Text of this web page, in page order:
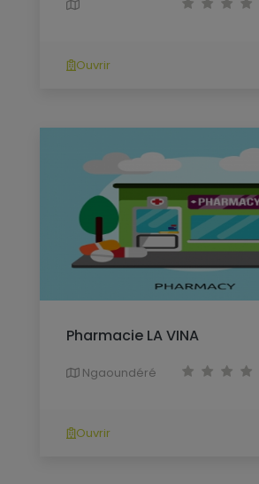
Ouvrir
Pharmacie LA VINA
Ngaoundéré
Ouvrir